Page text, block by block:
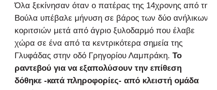
Όλα ξεκίνησαν όταν ο πατέρας της 14χρονης από τη
Βούλα υπέβαλε μήνυση σε βάρος των δύο ανήλικων
κοριτσιών μετά από άγριο ξυλοδαρμό που έλαβε
χώρα σε ένα από τα κεντρικότερα σημεία της
Γλυφάδας στην οδό Γρηγορίου Λαμπράκη. Το
ραντεβού για να εξαπολύσουν την επίθεση
δόθηκε -κατά πληροφορίες- από κλειστή ομάδα